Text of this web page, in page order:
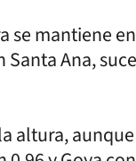
se mantiene
Ana,
altura,